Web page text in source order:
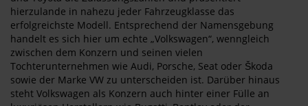
hierzulande in nahezu jeder Fahrzeugklasse das
erfolgreichste Modell. Entsprechend der Namensgebung
handelt es sich hier um echte „Volkswagen“, wenngleich
zwischen dem Konzern und seinen vielen
Tochterunternehmen wie Audi, Porsche, Seat oder Škoda
sowie der Marke VW zu unterscheiden ist. Darüber hinaus
steht Volkswagen als Konzern auch hinter einer Fülle an